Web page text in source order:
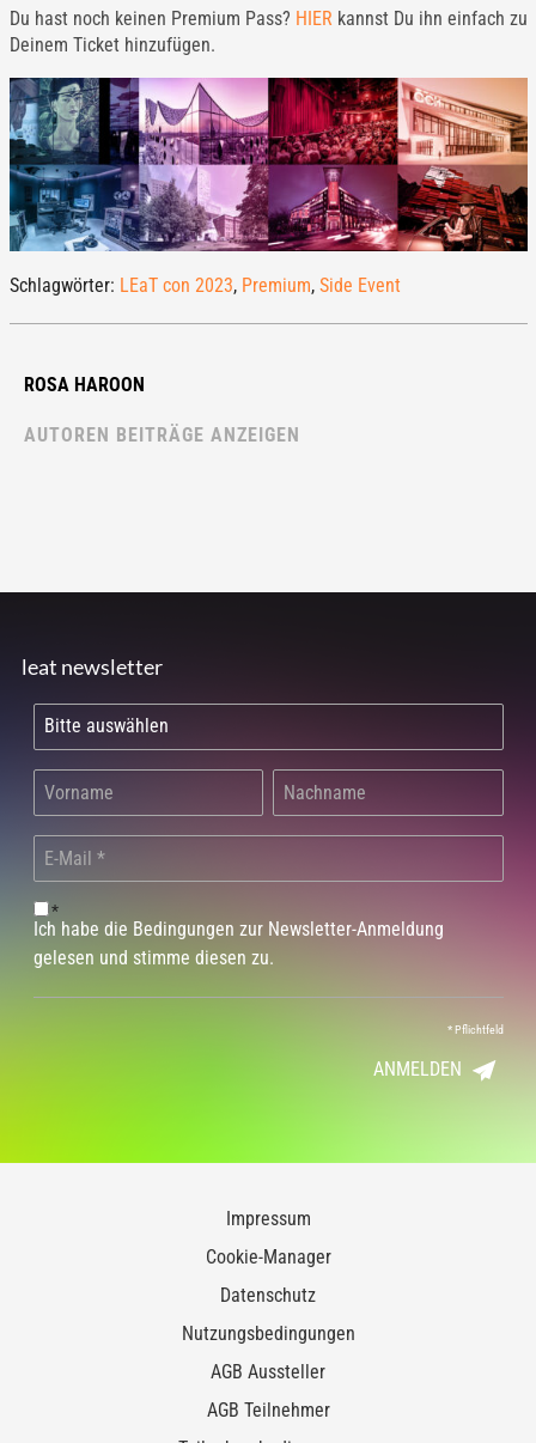
Du hast noch keinen Premium Pass? HIER kannst Du ihn einfach zu
Deinem Ticket hinzufügen.
Schlagwörter: LEaT con 2023, Premium, Side Event
ROSA HAROON
AUTOREN BEITRÄGE ANZEIGEN
leat newsletter
*
Ich habe die Bedingungen zur Newsletter-Anmeldung
gelesen und stimme diesen zu.
*Pflichtfeld
ANMELDEN
Impressum
Cookie-Manager
Datenschutz
Nutzungsbedingungen
AGB Aussteller
AGB Teilnehmer